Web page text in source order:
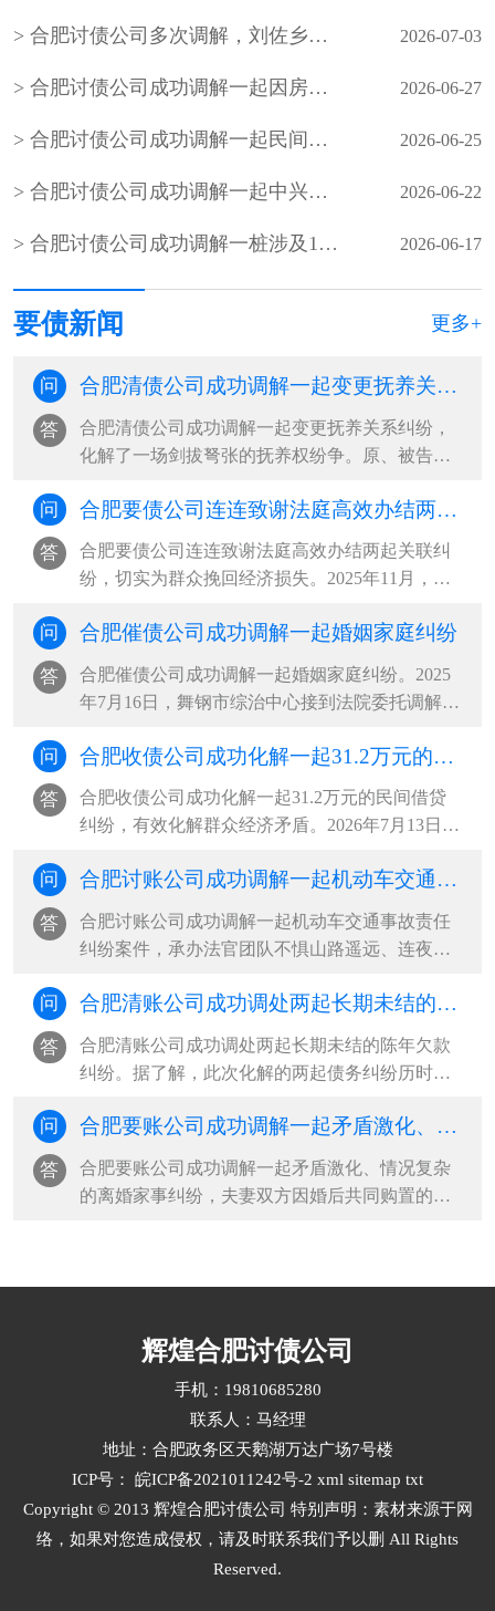
合肥讨债公司多次调解，刘佐乡梅花屋村陈某与刘佐乡段窑社区刘某握手言和，双方签订人民调解协议书，一起因务工引起的事故纠纷案结事了 2026-07-03
合肥讨债公司成功调解一起因房屋买卖合同引发的民间借贷纠纷，既保障了当事人的合法权益，也避免当事人陷入冗长的诉讼程序，更从根源上化解了矛盾 2026-06-27
合肥讨债公司成功调解一起民间借贷合同纠纷 2026-06-25
合肥讨债公司成功调解一起中兴社区居民因办理农村房照引发的债务纠纷 2026-06-22
合肥讨债公司成功调解一桩涉及11名农民工、金额达28万余元的劳务欠薪纠纷 2026-06-17
要债新闻 更多+
问 合肥清债公司成功调解一起变更抚养关系纠纷，化解了一场剑拔弩张的抚养权纷争
答
合肥清债公司成功调解一起变更抚养关系纠纷，
化解了一场剑拔弩张的抚养权纷争。原、被告双
活。三年后，孩子父亲以女方长期外出务工、照
料缺位、自身患病疏于管护为由，诉至法院请求
变更抚养权。同时，主张自身经济···
问 合肥要债公司连连致谢法庭高效办结两起关联纠纷，切实为群众挽回经济损失
答
合肥要债公司连连致谢法庭高效办结两起关联纠
纷，切实为群众挽回经济损失。2025年11月，被
由无驾驶证的阿某驾驶，途中发生交通事故导致
车辆受损。一场车祸牵出两起纠纷。一是车辆租
赁合同纠纷：车辆出租方多次上门···
问 合肥催债公司成功调解一起婚姻家庭纠纷
答
合肥催债公司成功调解一起婚姻家庭纠纷。2025
年7月16日，舞钢市综治中心接到法院委托调解一
婚后共同生育一女，双方长期因财务分配、生活
琐事频繁争吵，夫妻感情日渐淡薄，矛盾持续升
级，女方最终向法院递交离婚诉讼···
问 合肥收债公司成功化解一起31.2万元的民间借贷纠纷，有效化解群众经济矛盾
答
合肥收债公司成功化解一起31.2万元的民间借贷
纠纷，有效化解群众经济矛盾。2026年7月13日，
动到托里县综治中心司法局人民调解窗口申请调
解。经查，2026年7月1日，被申请人因资金周转
困难，向申请人借款312000元，并···
问 合肥讨账公司成功调解一起机动车交通事故责任纠纷案件，承办法官团队不惧山路遥远、连夜上门收取赔偿款
答
合肥讨账公司成功调解一起机动车交通事故责任
纠纷案件，承办法官团队不惧山路遥远、连夜上
纠纷，案件受理后，承办法官多方查找，始终未
尚有调和空间，办案人员持续开展···
问 合肥清账公司成功调处两起长期未结的陈年欠款纠纷
答
合肥清账公司成功调处两起长期未结的陈年欠款
纠纷。据了解，此次化解的两起债务纠纷历时久
双方各执己见、僵持不下，多年来自行协商终未
能达成一致意见，长期悬而未决的矛盾，不仅让
当事群众身心困扰、生活受扰，也···
问 合肥要账公司成功调解一起矛盾激化、情况复杂的离婚家事纠纷，夫妻双方因婚后共同购置的房屋、车位产权分配，以及两名未成年子女抚养权归属问题
答
合肥要账公司成功调解一起矛盾激化、情况复杂
的离婚家事纠纷，夫妻双方因婚后共同购置的房
辉煌合肥讨债公司
手机：19810685280
联系人：马经理
地址：合肥政务区天鹅湖万达广场7号楼
ICP号：
皖ICP备2021011242号-2 xml sitemap txt
Copyright © 2013 辉煌合肥讨债公司 特别声明：素材来源于网
络，如果对您造成侵权，请及时联系我们予以删 All Rights
Reserved.